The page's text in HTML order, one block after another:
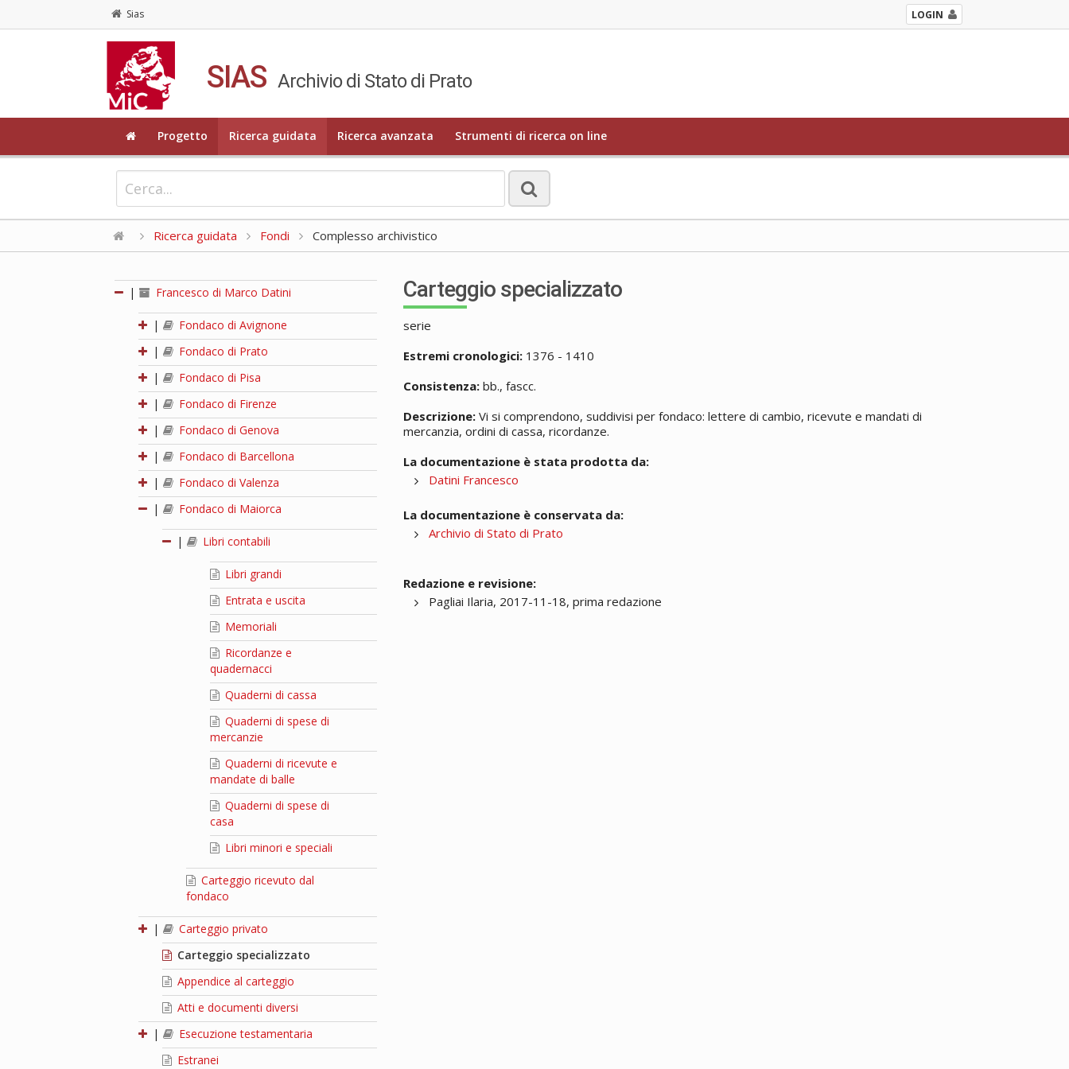
Sias LOGIN
SIAS Archivio di Stato di Prato
Progetto Ricerca guidata Ricerca avanzata Strumenti di ricerca on line
Ricerca guidata Fondi Complesso archivistico
| Francesco di Marco Datini
|
Fondaco di Avignone
|
Fondaco di Prato
|
Fondaco di Pisa
|
Fondaco di Firenze
|
Fondaco di Genova
|
Fondaco di Barcellona
|
Fondaco di Valenza
|
Fondaco di Maiorca
| Libri contabili
Libri grandi
Entrata e uscita
Memoriali
Ricordanze e
quadernacci
Quaderni di cassa
Quaderni di spese di
mercanzie
Quaderni di ricevute e
mandate di balle
Quaderni di spese di
casa
Libri minori e speciali
Carteggio ricevuto dal
fondaco
|
Carteggio privato
Carteggio specializzato
Appendice al carteggio
Atti e documenti diversi
|
Esecuzione testamentaria
Estranei
Carteggio specializzato
serie
Estremi cronologici: 1376 - 1410
Consistenza: bb., fascc.
Descrizione: Vi si comprendono, suddivisi per fondaco: lettere di cambio, ricevute e mandati di
mercanzia, ordini di cassa, ricordanze.
La documentazione è stata prodotta da:
Datini Francesco
La documentazione è conservata da:
Archivio di Stato di Prato
Redazione e revisione:
Pagliai Ilaria, 2017-11-18, prima redazione